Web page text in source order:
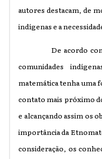
autores destacam, de
indígenas e a
De acordo com as
comunidades
matemática tenha uma
contato mais próximo
e alcançando assim os
importância da
consideração, os